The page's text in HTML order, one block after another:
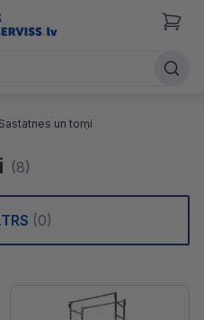
Sastatnes un torņi
(8)
(0)